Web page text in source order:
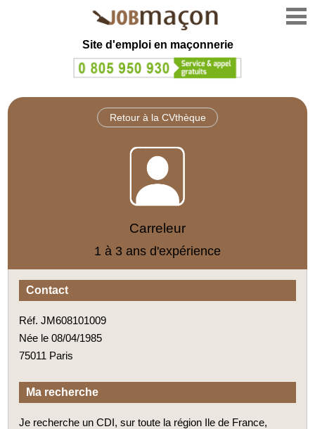
Site d'emploi en maçonnerie
Retour à la CVthèque
Carreleur
1 à 3 ans d'expérience
Contact
Réf. JM608101009
Née le 08/04/1985
75011 Paris
Ma recherche
Je recherche un CDI, sur toute la région Ile de France,